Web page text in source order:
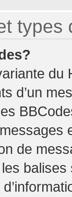
types
du
d’un
de